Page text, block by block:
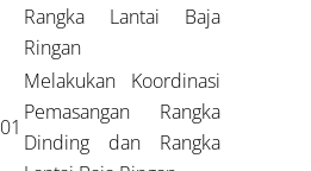
Rangka Lantai Baja
Ringan
Melakukan Koordinasi
Pemasangan Rangka
Dinding dan Rangka